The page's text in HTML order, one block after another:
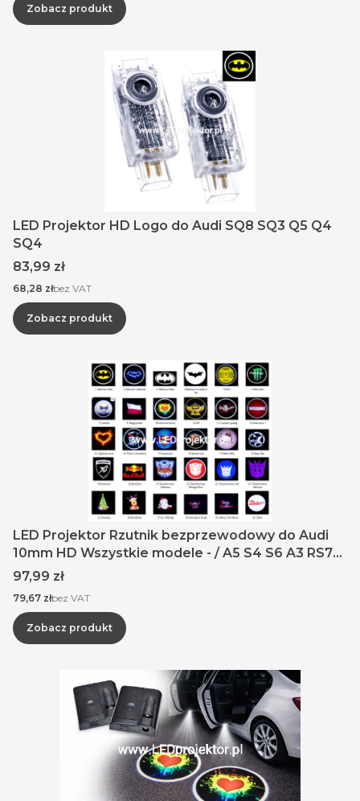
Zobacz produkt
LED Projektor HD Logo do Audi SQ8 SQ3 Q5 Q4
SQ4
Cena
83,99 zł
Cena
68,28 złbez VAT
Zobacz produkt
LED Projektor Rzutnik bezprzewodowy do Audi
10mm HD Wszystkie modele - / A5 S4 S6 A3 RS7
SQ3
Cena
97,99 zł
Cena
79,67 złbez VAT
Zobacz produkt